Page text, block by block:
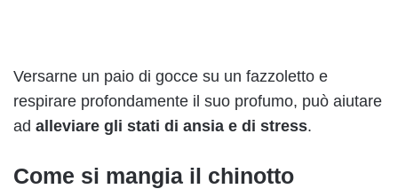
Versarne un paio di gocce su un fazzoletto e
respirare profondamente il suo profumo, può aiutare
ad alleviare gli stati di ansia e di stress.
Come si mangia il chinotto